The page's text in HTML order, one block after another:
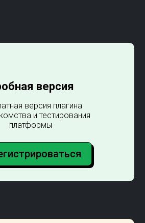
версия плагина
и тестирования
платформы
версия